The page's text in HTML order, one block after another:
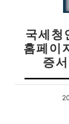
국세청
홈페이
증